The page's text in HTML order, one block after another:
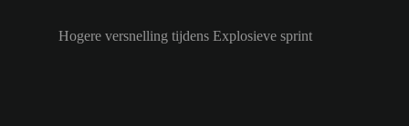
Hogere versnelling tijdens Explosieve sprint